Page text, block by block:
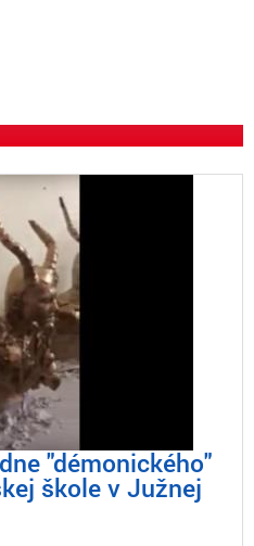
osobu
zranil na
„Pride“
"démonického"
škole v Južnej